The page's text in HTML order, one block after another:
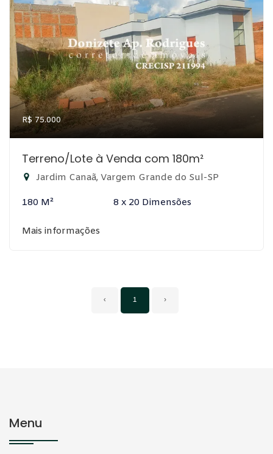
R$ 75.000
Terreno/Lote à Venda com 180m²
Jardim Canaã, Vargem Grande do Sul-SP
180 M² 8 x 20 Dimensões
Mais informações
‹ 1 ›
Menu